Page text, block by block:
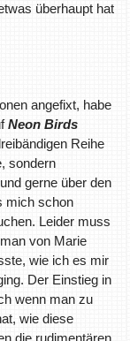
überhaupt hat
angefixt, habe
Neon Birds
Reihe
sondern
gerne über den
mich schon
Leider muss
von Marie
wie ich es mir
Der Einstieg in
wenn man zu
wie diese